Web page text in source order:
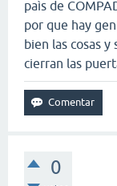
paìs de
por que hay
bien las cosas
cierran las
0